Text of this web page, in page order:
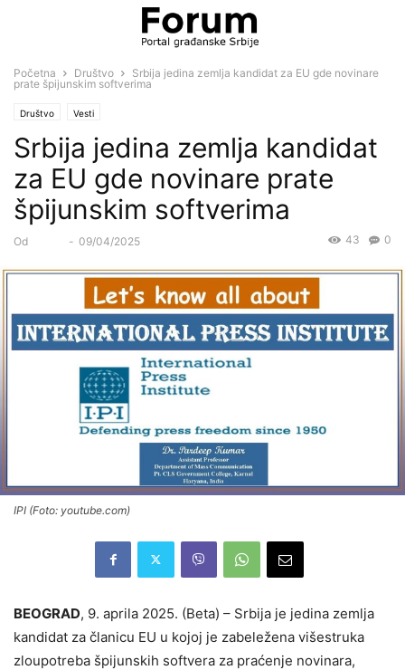
Početna Društvo
Srbija jedina zemlja kandidat za EU gde novinare
prate špijunskim softverima
Društvo Vesti
Srbija jedina zemlja kandidat
za EU gde novinare prate
špijunskim softverima
Od - 09/04/2025 0
43
IPI (Foto: youtube.com)
BEOGRAD, 9. aprila 2025. (Beta) – Srbija je jedina zemlja
kandidat za članicu EU u kojoj je zabeležena višestruka
zloupotreba špijunskih softvera za praćenje novinara,